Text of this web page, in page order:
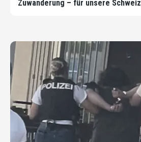
Zuwanderung – für unsere Schweiz